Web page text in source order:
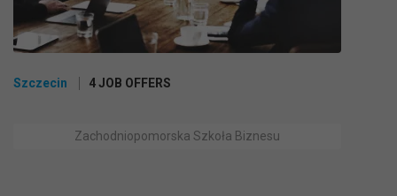
Szczecin 4 JOB OFFERS
Zachodniopomorska Szkoła Biznesu